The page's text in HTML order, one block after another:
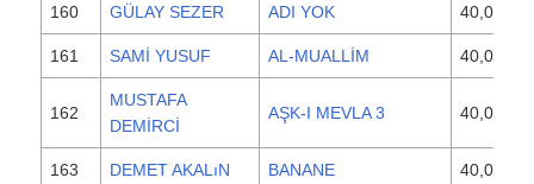
160 GÜLAY SEZER ADI YOK 40,000
161 SAMİ YUSUF AL-MUALLİM 40,000
162
MUSTAFA
DEMİRCİ
AŞK-I MEVLA 3 40,000
163 DEMET AKALıN BANANE 40,000